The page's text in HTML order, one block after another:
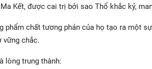
Kết, được cai trị bởi sao Thổ khắc kỷ,
phẩm chất tương phản của họ tạo ra một
vững chắc.
lòng trung thành: